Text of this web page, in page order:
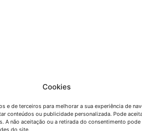
Cookies
e de terceiros para melhorar a sua experiência de
conteúdos ou publicidade personalizada. Pode
A não aceitação ou a retirada do consentimento pode
do site.